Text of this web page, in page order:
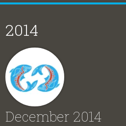
2014
December 2014